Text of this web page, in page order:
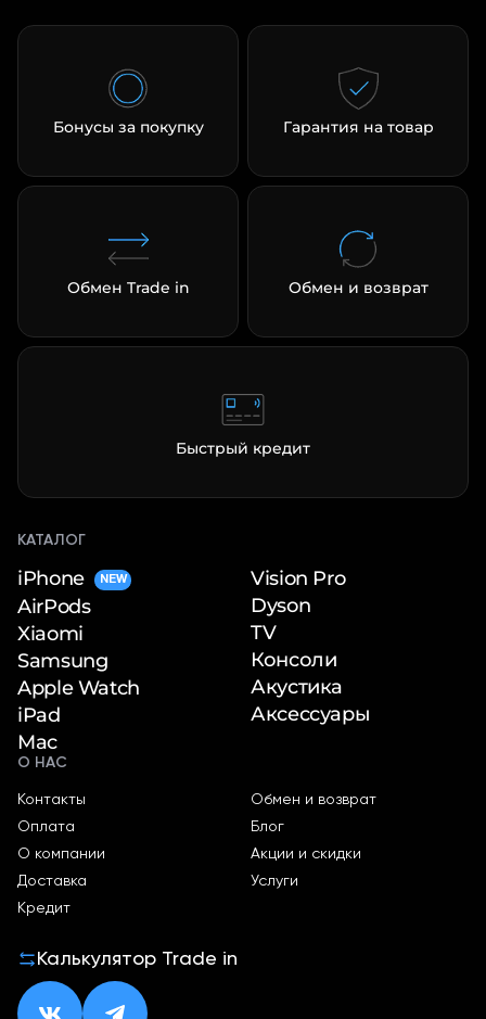
Бонусы за покупку Гарантия на товар
Обмен Trade in Обмен и возврат
Быстрый кредит
КАТАЛОГ
iPhone NEW
AirPods
Xiaomi
Samsung
Apple Watch
iPad
Mac
Vision Pro
Dyson
TV
Консоли
Акустика
Аксессуары
О НАС
Контакты
Оплата
О компании
Доставка
Кредит
Обмен и возврат
Блог
Акции и скидки
Услуги
Калькулятор Trade in